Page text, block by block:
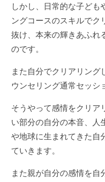
しかし、日常的な子ども
ングコースのスキルでク
抜け、本来の輝きあふれ
のです。
また自分でクリアリング
ウンセリング通常セッシ
そうやって感情をクリア
い部分の自分の本音、人
や地球に生まれてきた自
ていきます。
また親が自分の感情を自